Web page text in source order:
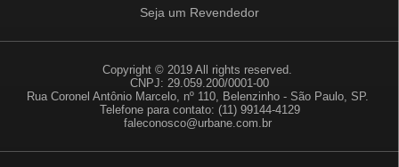
Seja um Revendedor
Copyright © 2019 All rights reserved.
CNPJ: 29.059.200/0001-00
Rua Coronel Antônio Marcelo, nº 110, Belenzinho - São Paulo, SP.
Telefone para contato: (11) 99144-4129
faleconosco@urbane.com.br